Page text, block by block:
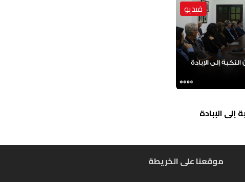
فيديو
الإبادة
موقعنا على الخريطة